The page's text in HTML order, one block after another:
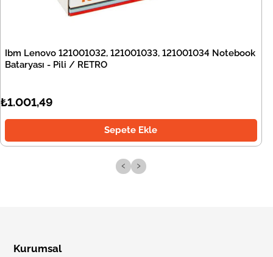
Ibm Lenovo 121001032, 121001033, 121001034 Notebook
Bataryası - Pili / RETRO
₺1.001,49
Sepete Ekle
‹ ›
Kurumsal